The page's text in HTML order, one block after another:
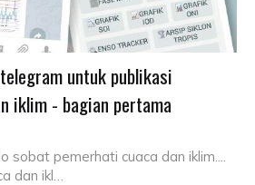
untuk publikasi
iklim - bagian pertama
sobat pemerhati cuaca dan iklim....
dan ikl…